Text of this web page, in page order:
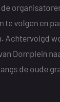
te volgen en
Achtervolgd
Domplein
de oude